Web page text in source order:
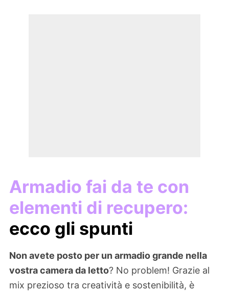
Armadio fai da te con
elementi di recupero:
ecco gli spunti
Non avete posto per un armadio grande nella
vostra camera da letto? No problem! Grazie al
mix prezioso tra creatività e sostenibilità, è